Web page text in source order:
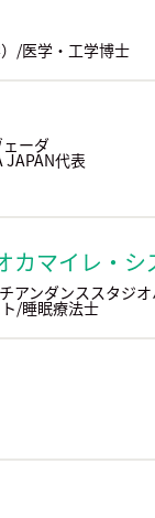
/医学・工学博士
ーダ
JAPAN代表
カマイレ・シ
アンダンススタジ
/睡眠療法士